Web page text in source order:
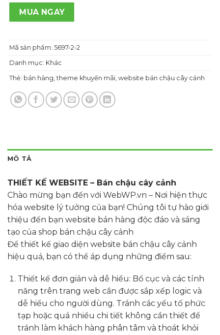
MUA NGAY
Mã sản phẩm:5697-2-2
Danh mục: Khác
Thẻ: bán hàng ,theme khuyến mãi ,website bán chậu cây cảnh
MÔ TẢ
THIẾT KẾ WEBSITE – Bán chậu cây cảnh
Chào mừng bạn đến với WebWP.vn – Nơi hiện thực
hóa website lý tưởng của bạn! Chúng tôi tự hào giới
thiệu đến bạn website bán hàng độc đáo và sáng
tạo của shop bán chậu cây cảnh
Để thiết kế giao diện website bán chậu cây cảnh
hiệu quả, bạn có thể áp dụng những điểm sau:
Thiết kế đơn giản và dễ hiểu: Bố cục và các tính
năng trên trang web cần được sắp xếp logic và
dễ hiểu cho người dùng. Tránh các yếu tố phức
tạp hoặc quá nhiều chi tiết không cần thiết để
tránh làm khách hàng phân tâm và thoát khỏi